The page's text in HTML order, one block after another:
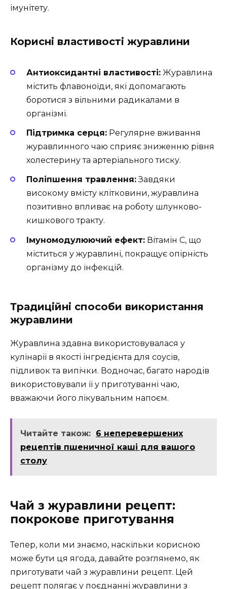
імунітету.
Корисні властивості журавлини
Антиоксидантні властивості: Журавлина
містить флавоноїди, які допомагають
боротися з вільними радикалами в
організмі.
Підтримка серця: Регулярне вживання
журавлинного чаю сприяє зниженню рівня
холестерину та артеріального тиску.
Поліпшення травлення:Завдяки
високому вмісту клітковини, журавлина
позитивно впливає на роботу шлунково-
кишкового тракту.
Імуномодулюючий ефект: Вітамін C, що
міститься у журавлині, покращує опірність
організму до інфекцій.
Традиційні способи використання
журавлини
Журавлина здавна використовувалася у
кулінарії в якості інгредієнта для соусів,
підливок та випічки. Водночас, багато народів
використовували її у приготуванні чаю,
вважаючи його лікувальним напоєм.
Читайте також: 6 неперевершених
рецептів пшеничної каші для вашого
столу
Чай з журавлини рецепт:
покрокове приготування
Тепер, коли ми знаємо, наскільки корисною
може бути ця ягода, давайте розглянемо, як
приготувати чай з журавлини рецепт. Цей
рецепт полягає у поєднанні журавлини з